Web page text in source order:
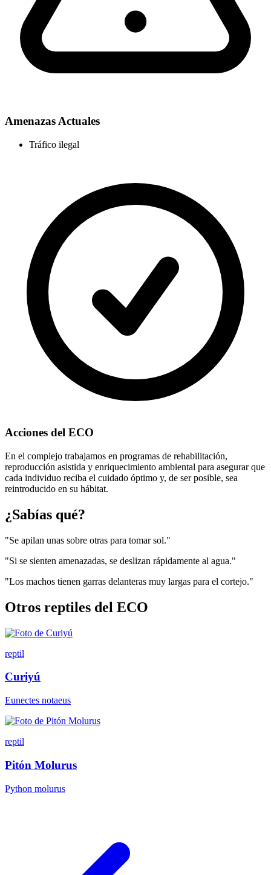
Amenazas Actuales
Tráfico ilegal
Acciones del ECO
En el complejo trabajamos en programas de rehabilitación,
reproducción asistida y enriquecimiento ambiental para asegurar que
cada individuo reciba el cuidado óptimo y, de ser posible, sea
reintroducido en su hábitat.
¿Sabías qué?
"Se apilan unas sobre otras para tomar sol."
"Si se sienten amenazadas, se deslizan rápidamente al agua."
"Los machos tienen garras delanteras muy largas para el cortejo."
Otros reptiles del ECO
reptil
Curiyú
Eunectes notaeus
reptil
Pitón Molurus
Python molurus